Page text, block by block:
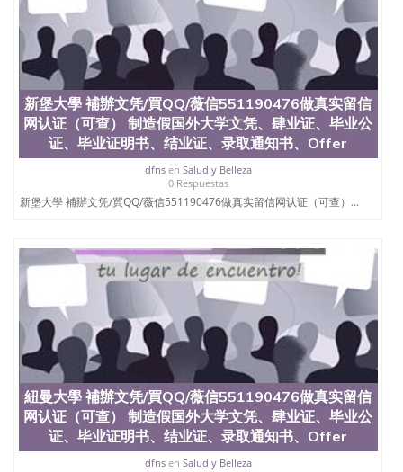
新堡大學 補辦文凭/買QQ/薇信551190476做真实留信
网认证（可查） 制造假国外大学文凭、肆业证、毕业公
证、毕业证明书、结业证、录取通知书、Offer
dfnsen Salud y Belleza
0 Respuestas
新堡大學 補辦文凭/買QQ/薇信551190476做真实留信网认证（可查）...
紐曼大學 補辦文凭/買QQ/薇信551190476做真实留信
网认证（可查） 制造假国外大学文凭、肆业证、毕业公
证、毕业证明书、结业证、录取通知书、Offer
dfnsen Salud y Belleza